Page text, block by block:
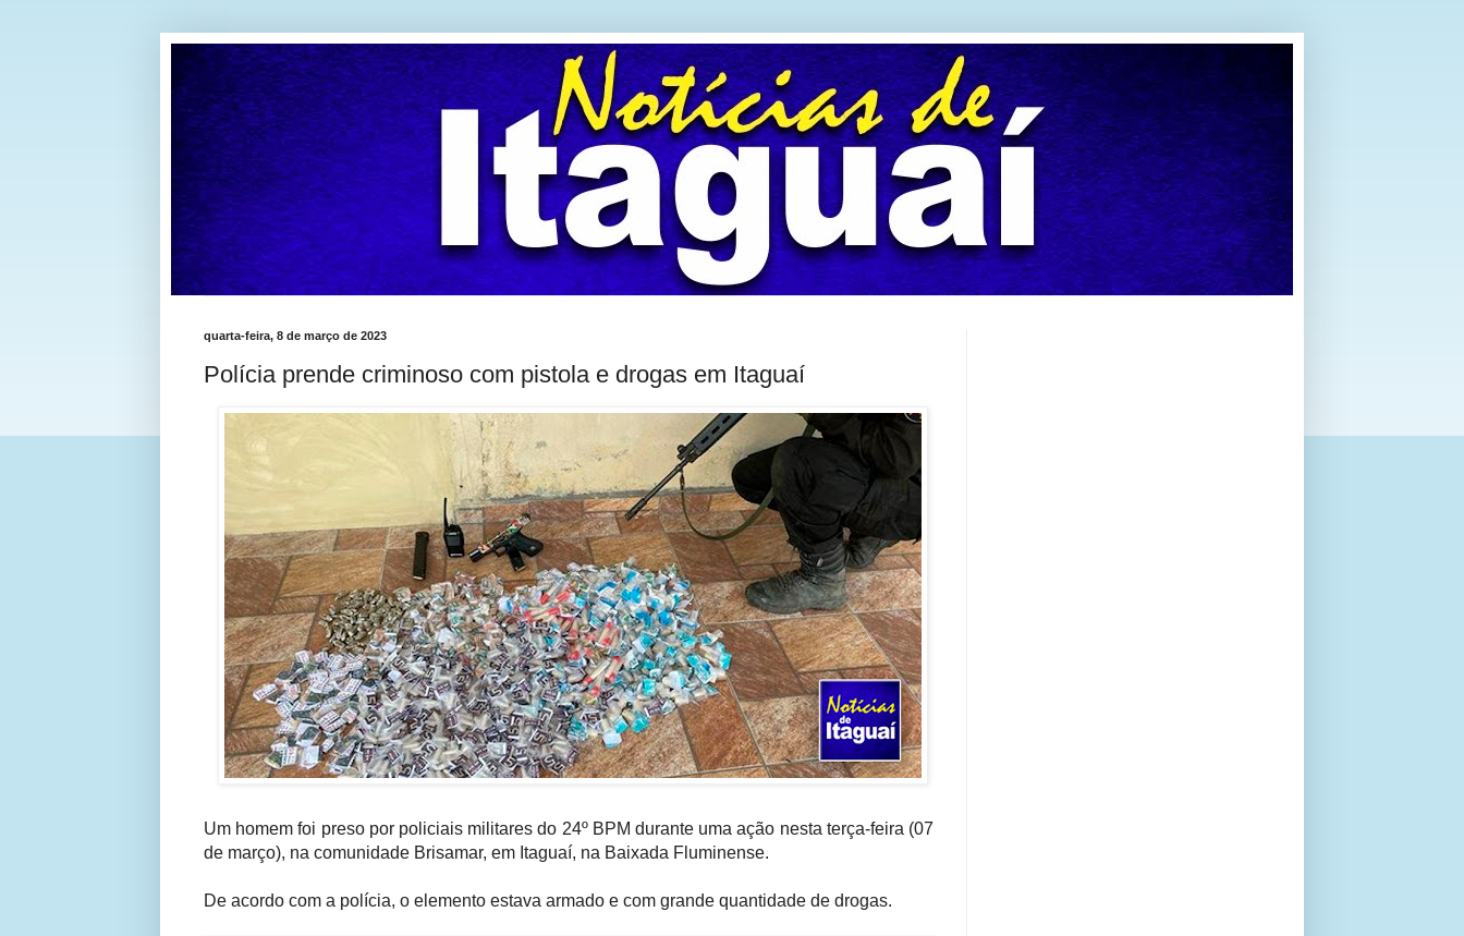
quarta-feira, 8 de março de 2023
Polícia prende criminoso com pistola e drogas em Itaguaí
Um homem foi preso por policiais militares do 24º BPM durante uma ação nesta terça-feira (07
de março), na comunidade Brisamar, em Itaguaí, na Baixada Fluminense.
De acordo com a polícia, o elemento estava armado e com grande quantidade de drogas.